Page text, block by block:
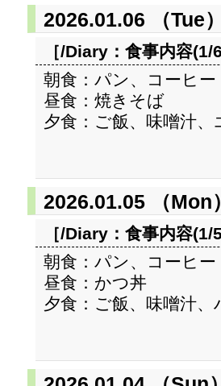
2026.01.06 （Tue）
［/Diary： 食事内容(1/
朝食：パン、コーヒー
昼食：焼きそば
夕食：ご飯、味噌汁、
2026.01.05 （Mon）
［/Diary： 食事内容(1/
朝食：パン、コーヒー
昼食：かつ丼
夕食：ご飯、味噌汁